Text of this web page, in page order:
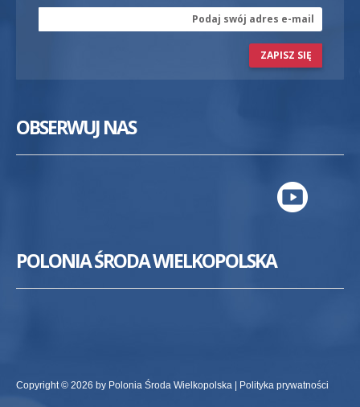
ZAPISZ SIĘ
OBSERWUJ NAS
POLONIA ŚRODA WIELKOPOLSKA
Copyright © 2026 by Polonia Środa Wielkopolska | Polityka prywatności